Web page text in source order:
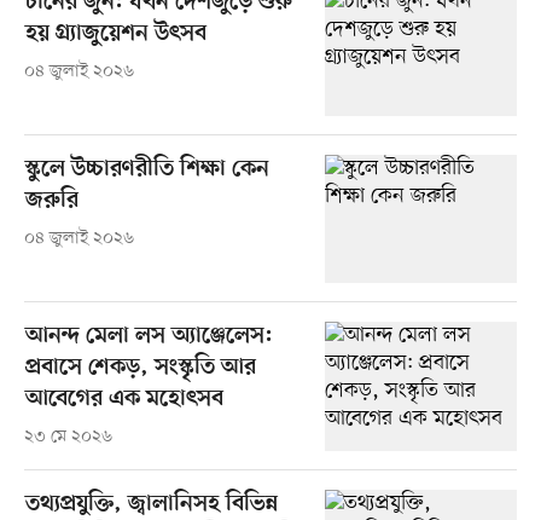
হয় গ্র্যাজুয়েশন উৎসব
০৪ জুলাই ২০২৬
স্কুলে উচ্চারণরীতি শিক্ষা কেন
জরুরি
০৪ জুলাই ২০২৬
আনন্দ মেলা লস অ্যাঞ্জেলেস:
প্রবাসে শেকড়, সংস্কৃতি আর
আবেগের এক মহোৎসব
২৩ মে ২০২৬
তথ্যপ্রযুক্তি, জ্বালানিসহ বিভিন্ন